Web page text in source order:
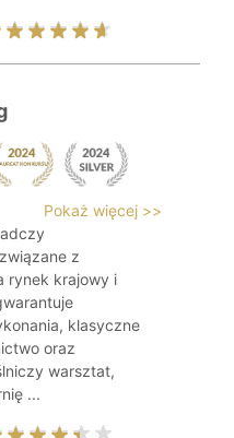
Pokaż więcej >>
z
rynek krajowy i
klasyczne
oraz
warsztat,
...